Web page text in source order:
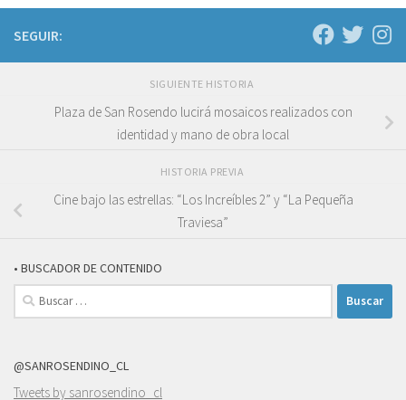
SEGUIR:
SIGUIENTE HISTORIA
Plaza de San Rosendo lucirá mosaicos realizados con
identidad y mano de obra local
HISTORIA PREVIA
Cine bajo las estrellas: “Los Increíbles 2” y “La Pequeña
Traviesa”
• BUSCADOR DE CONTENIDO
Buscar:
@SANROSENDINO_CL
Tweets by sanrosendino_cl